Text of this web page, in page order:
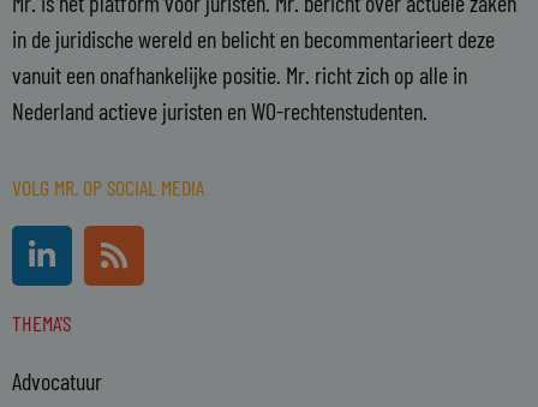
in de juridische wereld en belicht en becommentarieert deze
vanuit een onafhankelijke positie. Mr. richt zich op alle in
Nederland actieve juristen en WO-rechtenstudenten.
VOLG MR. OP SOCIAL MEDIA
L
i
n
k
d
R
s
s
THEMA'S
Advocatuur